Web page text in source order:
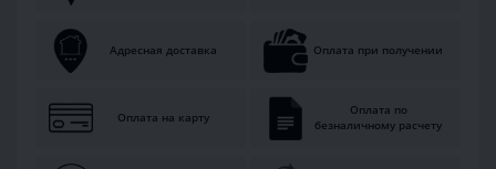
Адресная доставка Оплата при получении
Оплата на карту
Оплата по
безналичному расчету